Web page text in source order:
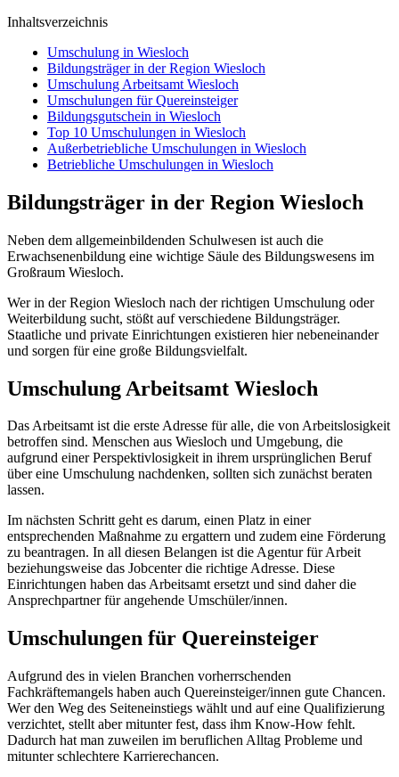
Inhaltsverzeichnis
Umschulung in Wiesloch
Bildungsträger in der Region Wiesloch
Umschulung Arbeitsamt Wiesloch
Umschulungen für Quereinsteiger
Bildungsgutschein in Wiesloch
Top 10 Umschulungen in Wiesloch
Außerbetriebliche Umschulungen in Wiesloch
Betriebliche Umschulungen in Wiesloch
Bildungsträger in der Region Wiesloch
Neben dem allgemeinbildenden Schulwesen ist auch die
Erwachsenenbildung eine wichtige Säule des Bildungswesens im
Großraum Wiesloch.
Wer in der Region Wiesloch nach der richtigen Umschulung oder
Weiterbildung sucht, stößt auf verschiedene Bildungsträger.
Staatliche und private Einrichtungen existieren hier nebeneinander
und sorgen für eine große Bildungsvielfalt.
Umschulung Arbeitsamt Wiesloch
Das Arbeitsamt ist die erste Adresse für alle, die von Arbeitslosigkeit
betroffen sind. Menschen aus Wiesloch und Umgebung, die
aufgrund einer Perspektivlosigkeit in ihrem ursprünglichen Beruf
über eine Umschulung nachdenken, sollten sich zunächst beraten
lassen.
Im nächsten Schritt geht es darum, einen Platz in einer
entsprechenden Maßnahme zu ergattern und zudem eine Förderung
zu beantragen. In all diesen Belangen ist die Agentur für Arbeit
beziehungsweise das Jobcenter die richtige Adresse. Diese
Einrichtungen haben das Arbeitsamt ersetzt und sind daher die
Ansprechpartner für angehende Umschüler/innen.
Umschulungen für Quereinsteiger
Aufgrund des in vielen Branchen vorherrschenden
Fachkräftemangels haben auch Quereinsteiger/innen gute Chancen.
Wer den Weg des Seiteneinstiegs wählt und auf eine Qualifizierung
verzichtet, stellt aber mitunter fest, dass ihm Know-How fehlt.
Dadurch hat man zuweilen im beruflichen Alltag Probleme und
mitunter schlechtere Karrierechancen.